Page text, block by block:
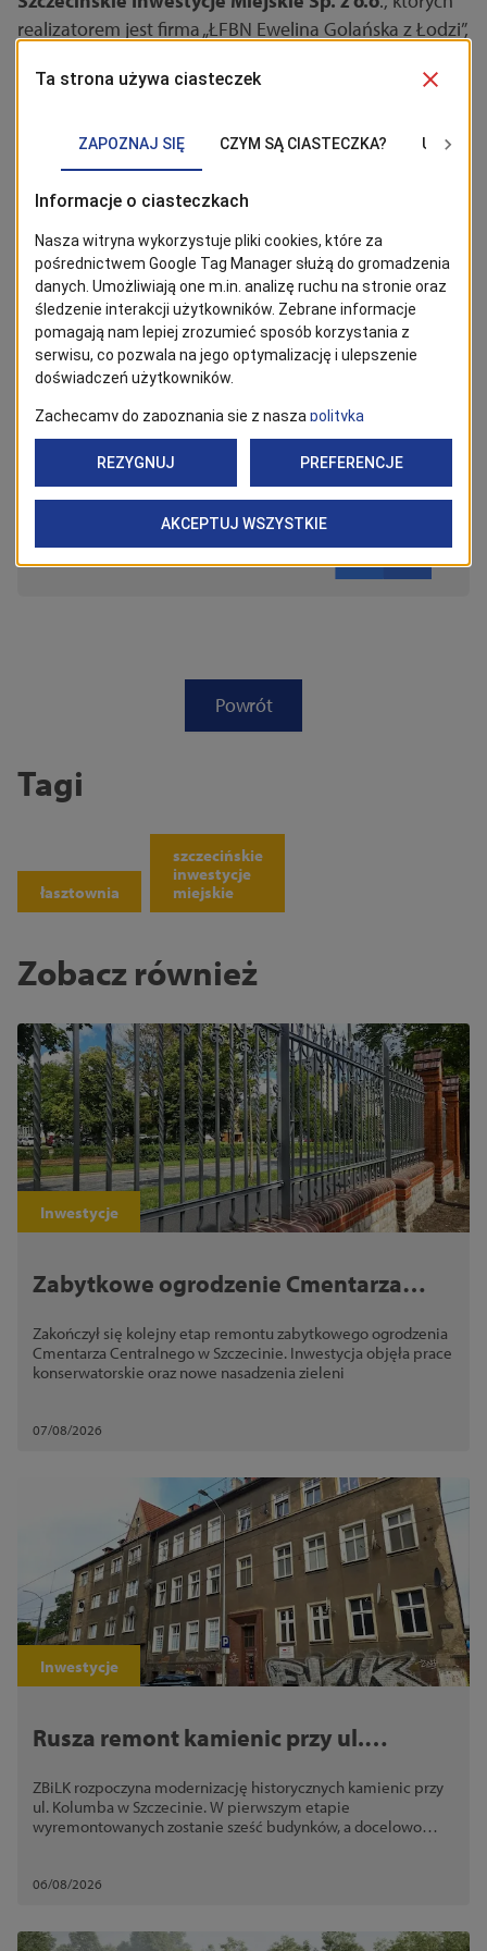
realizatorem jest firma „ŁFBN Ewelina Golańska z Łodzi”,
przez wykonawcę są kontynuowane i będą
– zgodnie z przyjętymi standardami – prace mogą być
czasowo przerywane lub ograniczane wyłącznie w
przypadku niesprzyjających warunków pogodowych
BĄDŹ NA BIEŻĄCO!
wiadomościami ze Szczecina. Najbardziej interesujące wpisy
znajdziesz w Google News!
Obserwuj
Powrót
Tagi
łasztownia
szczecińskie
inwestycje
miejskie
Zobacz również
Inwestycje
Zabytkowe ogrodzenie Cmentarza
Zakończył się kolejny etap remontu zabytkowego ogrodzenia
Cmentarza Centralnego w Szczecinie. Inwestycja objęła prace
konserwatorskie oraz nowe nasadzenia zieleni
07/08/2026
Inwestycje
Rusza remont kamienic przy ul.
budynków
ZBiLK rozpoczyna modernizację historycznych kamienic przy
ul. Kolumba w Szczecinie. W pierwszym etapie
wyremontowanych zostanie sześć budynków, a docelowo
06/08/2026